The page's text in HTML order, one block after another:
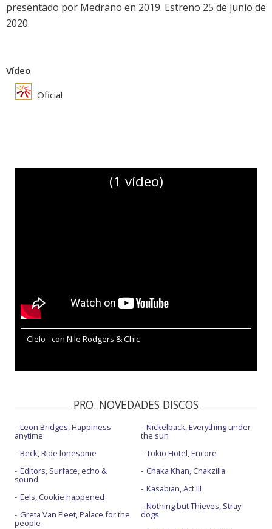
presentado por Medrano en 2019. Estreno 25 de junio de
2020.
Vídeo
Oficial
(1 vídeo)
Cielo - con Nile Rodgers & Chic
PRO. NOVEDADES DISCOS
Leon Bridges, Happiness
anytime
Beck, Ride lonesome
Editors, Surface, echo &
sound
Eels, Cookie happened
Greta Van Fleet, Palace for the
people
Nickelback, Everything under
the sun
Tokio Hotel, Encore
Chaka Khan, Chakzilla
Kasabian, Act III
Nothing but Thieves, Stray
dogs